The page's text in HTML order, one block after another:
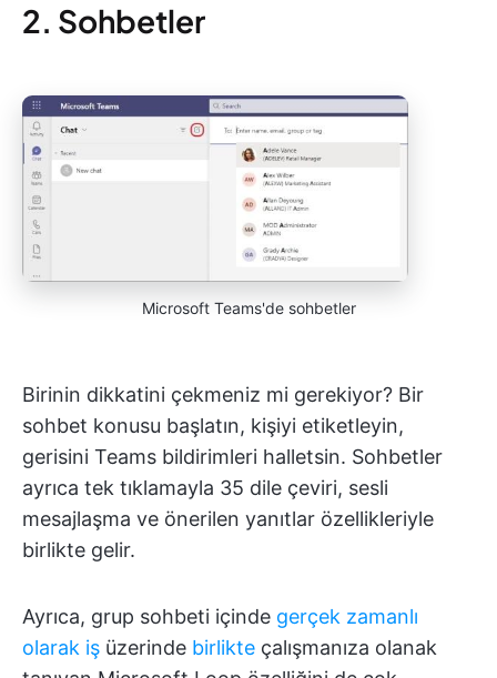
2. Sohbetler
Microsoft Teams'de sohbetler
Birinin dikkatini çekmeniz mi gerekiyor? Bir
sohbet konusu başlatın, kişiyi etiketleyin,
gerisini Teams bildirimleri halletsin. Sohbetler
ayrıca tek tıklamayla 35 dile çeviri, sesli
mesajlaşma ve önerilen yanıtlar özellikleriyle
birlikte gelir.
Ayrıca, grup sohbeti içinde gerçek zamanlı
olarak iş üzerinde birlikte çalışmanıza olanak